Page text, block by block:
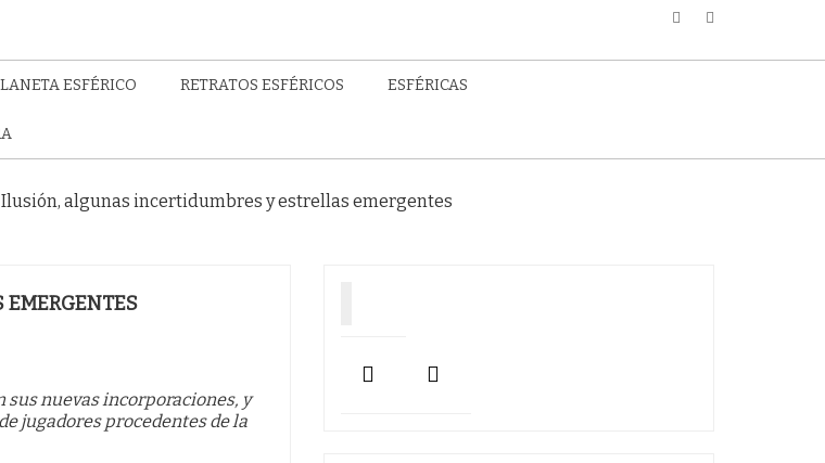
ESFÉRICO RETRATOS ESFÉRICOS ESFÉRICAS
Ilusión, algunas incertidumbres y estrellas emergentes
sus nuevas incorporaciones, y
jugadores procedentes de la